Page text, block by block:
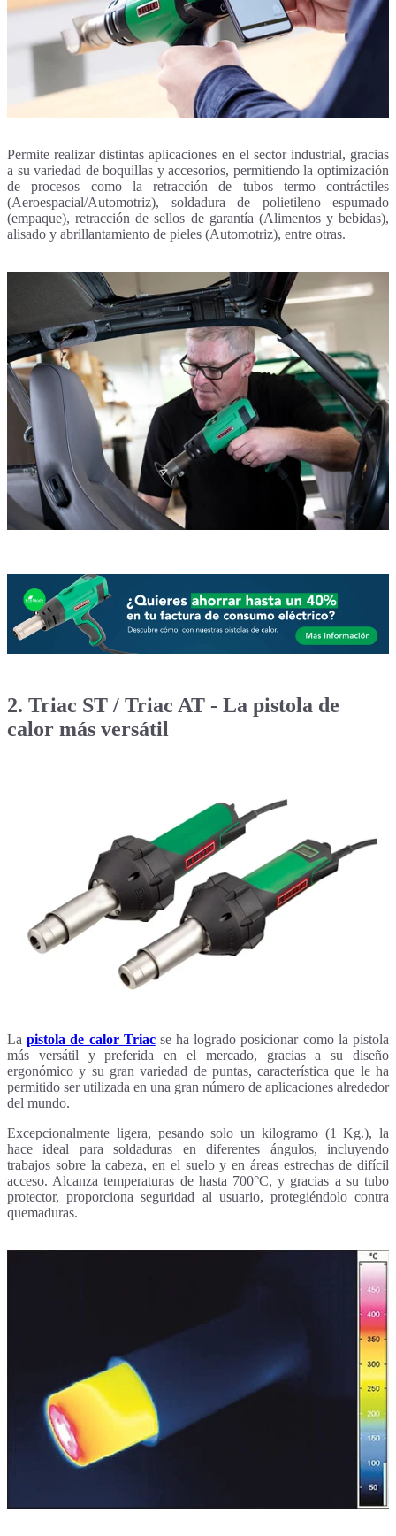
Permite realizar distintas aplicaciones en el sector industrial, gracias
a su variedad de boquillas y accesorios, permitiendo la optimización
de procesos como la retracción de tubos termo contráctiles
(Aeroespacial/Automotriz), soldadura de polietileno espumado
(empaque), retracción de sellos de garantía (Alimentos y bebidas),
alisado y abrillantamiento de pieles (Automotriz), entre otras.
2. Triac ST / Triac AT - La pistola de
calor más versátil
Lapistola de calor Triacse ha logrado posicionar como la pistola
más versátil y preferida en el mercado, gracias a su diseño
ergonómico y su gran variedad de puntas, característica que le ha
permitido ser utilizada en una gran número de aplicaciones alrededor
del mundo.
Excepcionalmente ligera, pesando solo un kilogramo (1 Kg.), la
hace ideal para soldaduras en diferentes ángulos, incluyendo
trabajos sobre la cabeza, en el suelo y en áreas estrechas de difícil
acceso. Alcanza temperaturas de hasta 700°C, y gracias a su tubo
protector, proporciona seguridad al usuario, protegiéndolo contra
quemaduras.